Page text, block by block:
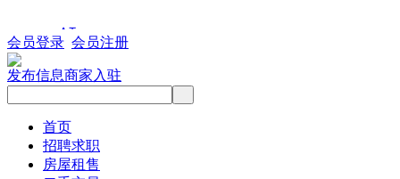
会员登录 会员注册
发布信息商家入驻
首页
招聘求职
房屋租售